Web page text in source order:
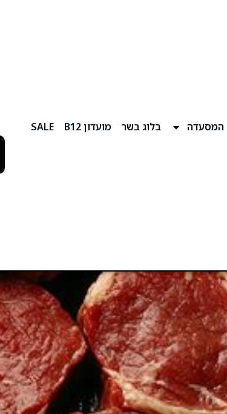
המסעדה בלוג בשר מועדון B12
SALE